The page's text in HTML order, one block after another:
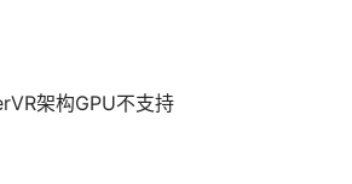
架构GPU不支持